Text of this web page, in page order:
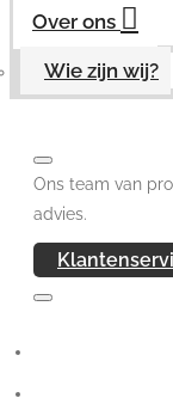
Over ons
Wie zijn wij?
Ons team van
advies.